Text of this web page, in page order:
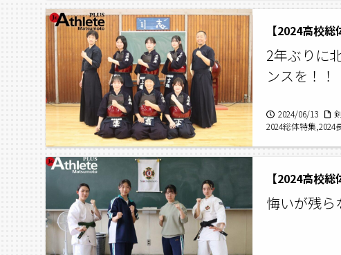
【2024高校
2年ぶりに
ンスを！！
2024/06/13
2024総体特集
【2024高校
悔いが残ら